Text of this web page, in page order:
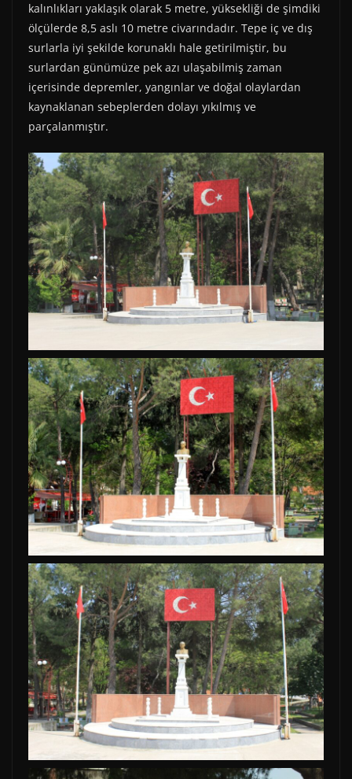
kalınlıkları yaklaşık olarak 5 metre, yüksekliği de şimdiki
ölçülerde 8,5 aslı 10 metre civarındadır. Tepe iç ve dış
surlarla iyi şekilde korunaklı hale getirilmiştir, bu
surlardan günümüze pek azı ulaşabilmiş zaman
içerisinde depremler, yangınlar ve doğal olaylardan
kaynaklanan sebeplerden dolayı yıkılmış ve
parçalanmıştır.